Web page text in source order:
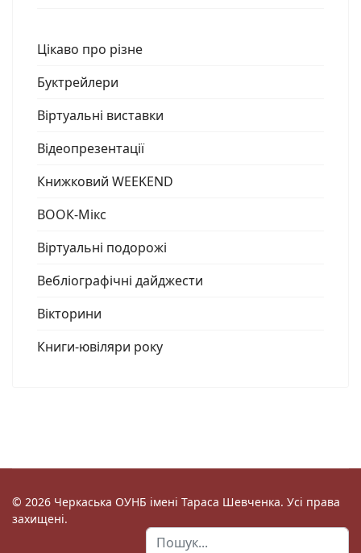
Цікаво про різне
Буктрейлери
Віртуальні виставки
Відеопрезентації
Книжковий WEEKEND
ВООК-Мікс
Віртуальні подорожі
Вебліографічні дайджести
Вікторини
Книги-ювіляри року
© 2026 Черкаська ОУНБ імені Тараса Шевченка. Усі права
захищені.
Пошук